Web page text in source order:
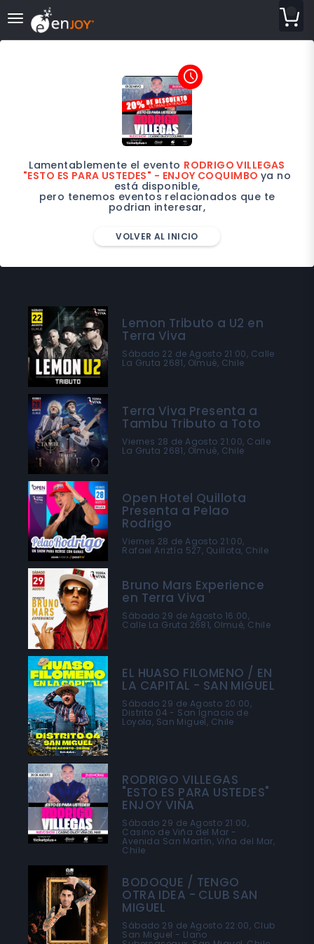
desplegar navegación
access_time
Lamentablemente el evento RODRIGO VILLEGAS
"ESTO ES PARA USTEDES" - ENJOY COQUIMBO ya no
está disponible,
pero tenemos eventos relacionados que te
podrian interesar,
VOLVER AL INICIO
Lemon Tributo a U2 en
Terra Viva
Sábado 22 de Agosto 21:00, Calle
La Gruta 2681, Olmué, Chile
Terra Viva Presenta a
Tambu Tributo a Toto
Viernes 28 de Agosto 21:00, Calle
La Gruta 2681, Olmué, Chile
Open Hotel Quillota
Presenta a Pelao
Rodrigo
Viernes 28 de Agosto 21:00,
Rafael Ariztía 527, Quillota, Chile
Bruno Mars Experience
en Terra Viva
Sábado 29 de Agosto 16:00,
Calle La Gruta 2681, Olmué, Chile
EL HUASO FILOMENO / EN
LA CAPITAL - SAN MIGUEL
Sábado 29 de Agosto 20:00,
Distrito 04 - San Ignacio de
Loyola, San Miguel, Chile
RODRIGO VILLEGAS
"ESTO ES PARA USTEDES"
ENJOY VIÑA
Sábado 29 de Agosto 21:00,
Casino de Viña del Mar -
Avenida San Martín, Viña del Mar,
Chile
BODOQUE / TENGO
OTRA IDEA - CLUB SAN
MIGUEL
Sábado 29 de Agosto 22:00, Club
San Miguel - Llano